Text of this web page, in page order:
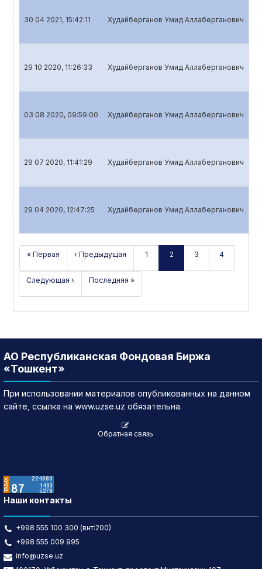
30 04 2021, 15:42:11 Худайберганов Умид Аллаберганович
29 10 2020, 11:26:33 Худайберганов Умид Аллаберганович
03 08 2020, 09:59:00 Худайберганов Умид Аллаберганович
29 07 2020, 11:41:29 Худайберганов Умид Аллаберганович
29 04 2020, 12:47:25 Худайберганов Умид Аллаберганович
« Первая ‹ Предыдущая 1 2 3 4
Следующая › Последняя »
АО Республиканская Фондовая Биржа
«Тошкент»
При использовании материалов опубликованных на данном
сайте, ссылка на www.uzse.uz обязательна.
Обратная связь
Наши контакты
+998 555 100 300 (внт:200)
+998 555 009 995
info@uzse.uz